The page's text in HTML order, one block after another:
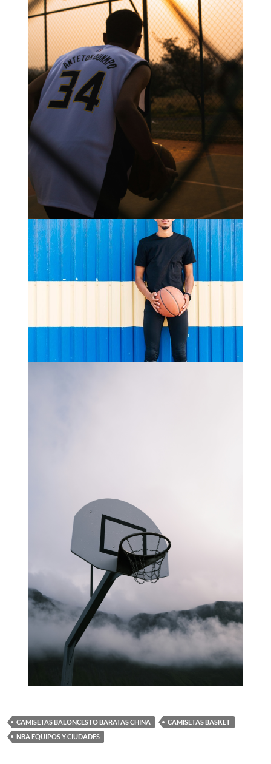
CAMISETAS BALONCESTO BARATAS CHINA
CAMISETAS BASKET
NBA EQUIPOS Y CIUDADES